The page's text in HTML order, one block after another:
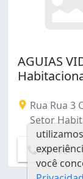
AGUIAS
Rua Rua 3
Setor
Ver Tel
você